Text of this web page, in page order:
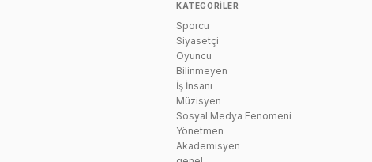
KATEGORILER
Sporcu
Siyasetçi
Oyuncu
Bilinmeyen
İş İnsanı
Müzisyen
Sosyal Medya Fenomeni
Yönetmen
Akademisyen